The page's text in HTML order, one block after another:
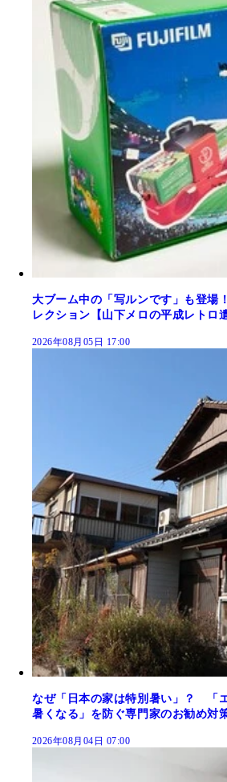
大ブーム中の「写ルンです」も登
レクション【山下メロの平成レトロ
2026年08月05日 17:00
なぜ「日本の家は特別暑い」？ 「
暑くなる」を防ぐ専門家のお勧め対
2026年08月04日 07:00